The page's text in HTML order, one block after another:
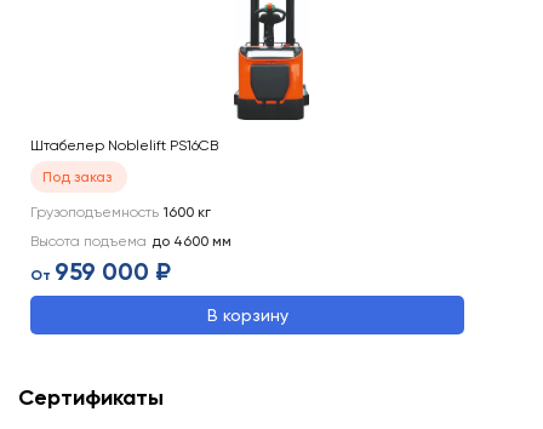
Штабелер Noblelift PS16CB
Под заказ
Грузоподъемность 1600 кг
Высота подъема до 4600 мм
От 959 000 ₽
В корзину
Сертификаты